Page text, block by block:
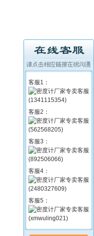
客服1：
客服2：
客服3：
客服4：
客服5：